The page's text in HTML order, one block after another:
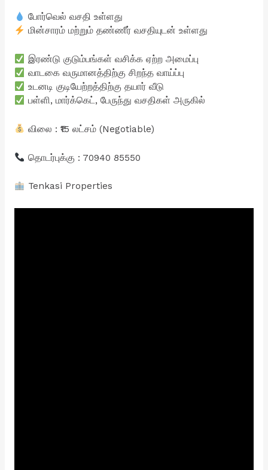
போர்வெல் வசதி உள்ளது
மின்சாரம் மற்றும் தண்ணீர் வசதியுடன் உள்ளது
இரண்டு குடும்பங்கள் வசிக்க ஏற்ற அமைப்பு
வாடகை வருமானத்திற்கு சிறந்த வாய்ப்பு
உடனடி குடியேற்றத்திற்கு தயார் வீடு
பள்ளி, மார்க்கெட், பேருந்து வசதிகள் அருகில்
விலை : ₹15 லட்சம் (Negotiable)
தொடர்புக்கு : 70940 85550
Tenkasi Properties